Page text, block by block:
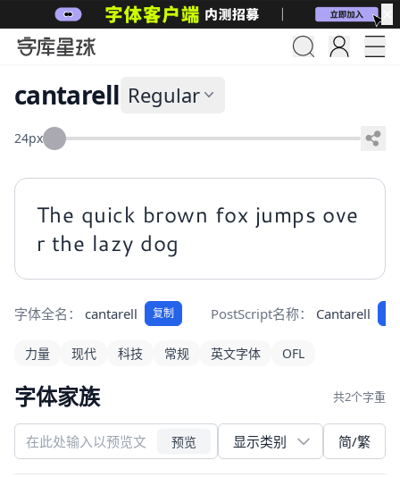
cantarell Regular
24px
The quick brown fox jumps ove
r the lazy dog
字体全名： cantarell 复制 PostScript名称： Cantarell
力量 现代 科技 常规 英文字体 OFL
字体家族 共2个字重
预览 简/繁